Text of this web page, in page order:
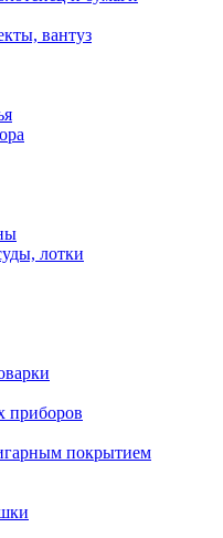
вантуз
лотки
приборов
покрытием